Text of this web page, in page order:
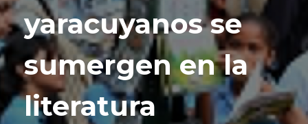
yaracuyanos se
sumergen en la
literatura